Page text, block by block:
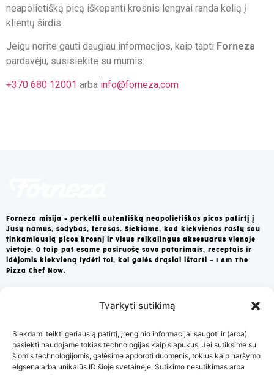
Tvarkyti sutikimą
Siekdami teikti geriausią patirtį, įrenginio informacijai saugoti ir (arba)
pasiekti naudojame tokias technologijas kaip slapukus. Jei sutiksime su
šiomis technologijomis, galėsime apdoroti duomenis, tokius kaip naršymo
elgsena arba unikalūs ID šioje svetainėje. Sutikimo nesutikimas arba
neapolietišką picą iškepanti krosnis lengvai randa kelią į
klientų širdis.
Jeigu norite gauti daugiau informacijos, kaip tapti Forneza
pardavėju, susisiekite su mumis:
+370 680 12001 arba info@forneza.com
Forneza misija – perkelti autentišką neapolietiškos picos patirtį į
Jūsų namus, sodybas, terasas. Siekiame, kad kiekvienas rastų sau
tinkamiausią picos krosnį ir visus reikalingus aksesuarus vienoje
vietoje. O taip pat esame pasiruošę savo patarimais, receptais ir
idėjomis kiekvieną lydėti tol, kol galės drąsiai ištarti – I Am The
Pizza Chef Now.
Tapti partneriu
Grąžinimo sąlygos